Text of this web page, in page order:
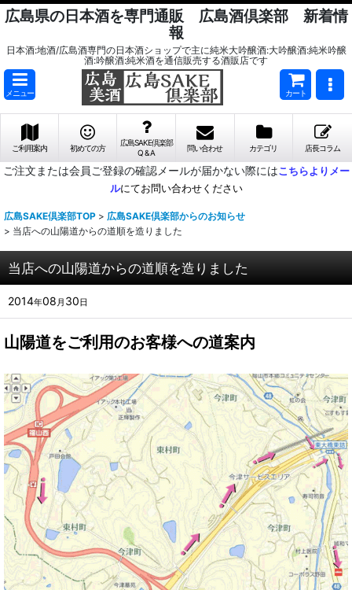
広島県の日本酒を専門通販 広島酒倶楽部 新着情
報
日本酒:地酒/広島酒専門の日本酒ショップで主に純米大吟醸酒:大吟醸酒:純米吟醸
酒:吟醸酒:純米酒を通信販売する酒販店です
メニュー カート
ご利用案内 初めての方
広島SAKE倶楽部
Q & A
問い合わせ カテゴリ 店長コラム
ご注文または会員ご登録の確認メールが届かない際にはこちらよりメー
ルにてお問い合わせください
広島SAKE倶楽部TOP > 広島SAKE倶楽部からのお知らせ
> 当店への山陽道からの道順を造りました
当店への山陽道からの道順を造りました
2014年08 月 30 日
山陽道をご利用のお客様への道案内